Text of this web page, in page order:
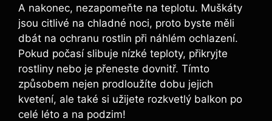
A nakonec, nezapomeňte na teplotu. Muškáty
jsou citlivé na chladné noci, proto byste měli
dbát na ochranu rostlin při náhlém ochlazení.
Pokud počasí slibuje nízké teploty, přikryjte
rostliny nebo je přeneste dovnitř. Tímto
způsobem nejen prodloužíte dobu jejich
kvetení, ale také si užijete rozkvetlý balkon po
celé léto a na podzim!